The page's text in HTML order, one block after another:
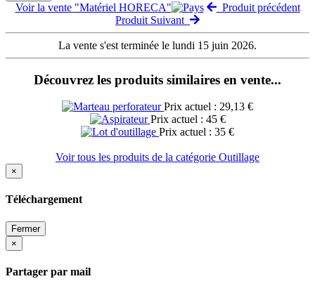
Voir la vente "Matériel HORECA"
Produit précédent
Produit Suivant
La vente s'est terminée le lundi 15 juin 2026.
Découvrez les produits similaires en vente...
Prix actuel : 29,13 €
Prix actuel : 45 €
Prix actuel : 35 €
Voir tous les produits de la catégorie Outillage
×
Téléchargement
Fermer
×
Partager par mail